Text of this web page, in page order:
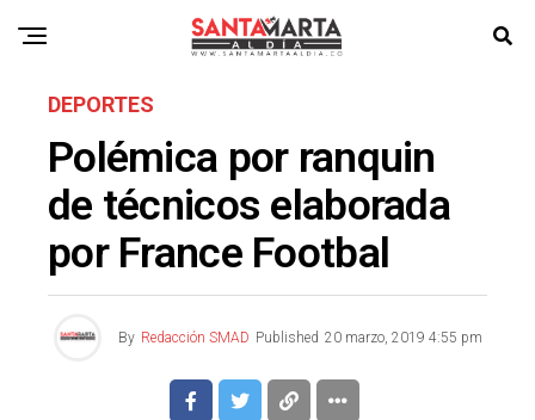
DEPORTES
Polémica por ranquin
de técnicos elaborada
por France Footbal
By Redacción SMAD Published 20 marzo, 2019 4:55 pm